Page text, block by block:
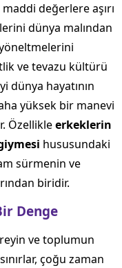
değerlere aşırı
dünya malından
ve tevazu kültürü
dünya hayatının
yüksek bir manevi
Özellikleerkeklerin
hususundaki
sürmenin ve
biridir.
Denge
ve toplumun
çoğu zaman